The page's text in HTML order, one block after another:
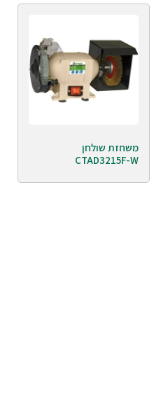
משחזת שולחן
CTAD3215F-W